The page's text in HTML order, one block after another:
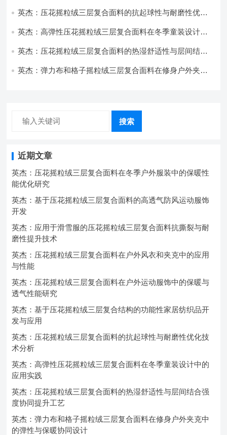
英杰：压花摇粒绒三层复合面料的抗起球性与耐磨性优化
英杰：高弹性压花摇粒绒三层复合面料在冬季童装设计中
英杰：压花摇粒绒三层复合面料的热湿舒适性与层间结合
英杰：弹力布和格子摇粒绒三层复合面料在修身户外夹克
搜索
近期文章
英杰：压花摇粒绒三层复合面料在冬季户外服装中的保暖性
能优化研究
英杰：基于压花摇粒绒三层复合面料的高透气防风运动服饰
开发
英杰：应用于滑雪服的压花摇粒绒三层复合面料抗撕裂与耐
磨性提升技术
英杰：压花摇粒绒三层复合面料在户外风衣和夹克中的应用
与性能
英杰：压花摇粒绒三层复合面料在户外运动服饰中的保暖与
透气性能研究
英杰：基于压花摇粒绒三层复合结构的功能性家居纺织品开
发与应用
英杰：压花摇粒绒三层复合面料的抗起球性与耐磨性优化技
术分析
英杰：高弹性压花摇粒绒三层复合面料在冬季童装设计中的
应用实践
英杰：压花摇粒绒三层复合面料的热湿舒适性与层间结合强
度协同提升工艺
英杰：弹力布和格子摇粒绒三层复合面料在修身户外夹克中
的弹性与保暖协同设计